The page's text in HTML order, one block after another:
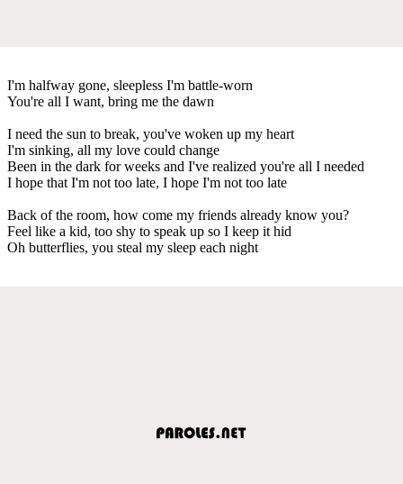
I'm halfway gone, sleepless I'm battle-worn
You're all I want, bring me the dawn
I need the sun to break, you've woken up my heart
I'm sinking, all my love could change
Been in the dark for weeks and I've realized you're all I needed
I hope that I'm not too late, I hope I'm not too late
Back of the room, how come my friends already know you?
Feel like a kid, too shy to speak up so I keep it hid
Oh butterflies, you steal my sleep each night